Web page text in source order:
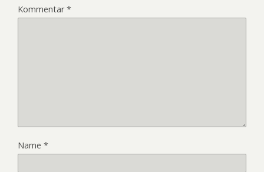
Kommentar*
Name *